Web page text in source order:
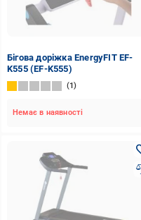
Бігова доріжка EnergyFIT EF-
K555 (EF-K555)
1
Немає в наявності